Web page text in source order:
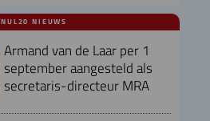
NUL20 NIEUWS
Armand van de Laar per 1
september aangesteld als
secretaris-directeur MRA